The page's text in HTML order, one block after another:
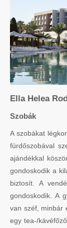
Ella Helea
Szobák
A szobákat
fürdőszobával
ajándékkal
gondoskodik a
biztosít. A
gondoskodik. A
van széf, minbár
egy tea-/